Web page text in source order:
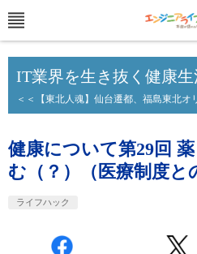
IT業界を生き抜く健康生
＜＜【東北人魂】仙台遷都、福島東北オ
健康について第29回
む（？）（医療制度と
ライフハック